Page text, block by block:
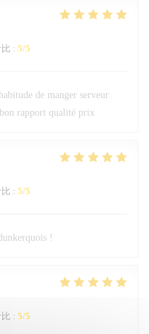
: 5/5
de manger serveur
rapport qualité prix
: 5/5
!
: 5/5